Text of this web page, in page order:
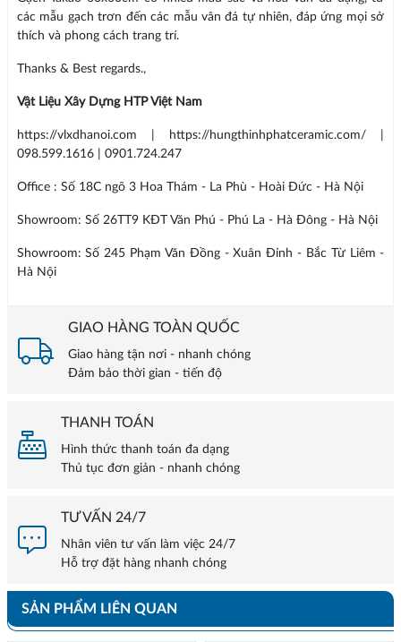
các mẫu gạch trơn đến các mẫu vân đá tự nhiên, đáp ứng mọi sở
thích và phong cách trang trí.
Thanks & Best regards.,
Vật Liệu Xây Dựng HTP Việt Nam
https://vlxdhanoi.com | https://hungthinhphatceramic.com/ |
098.599.1616 | 0901.724.247
Office : Số 18C ngõ 3 Hoa Thám - La Phù - Hoài Đức - Hà Nội
Showroom: Số 26TT9 KĐT Văn Phú - Phú La - Hà Đông - Hà Nội
Showroom: Số 245 Phạm Văn Đồng - Xuân Đỉnh - Bắc Từ Liêm -
Hà Nội
GIAO HÀNG TOÀN QUỐC
Giao hàng tận nơi - nhanh chóng
Đảm bảo thời gian - tiến độ
THANH TOÁN
Hình thức thanh toán đa dạng
Thủ tục đơn giản - nhanh chóng
TƯ VẤN 24/7
Nhân viên tư vấn làm việc 24/7
Hỗ trợ đặt hàng nhanh chóng
SẢN PHẨM LIÊN QUAN